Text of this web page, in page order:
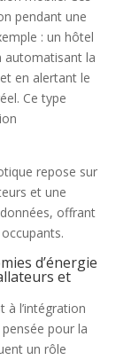
pendant une
: un hôtel
automatisant la
en alertant le
Ce type
repose sur
et une
offrant
d’énergie
et
à l’intégration
pour la
un rôle